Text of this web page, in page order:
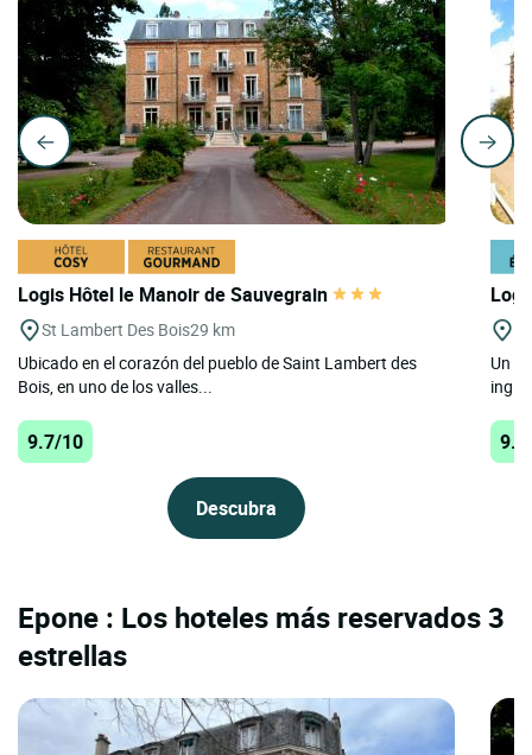
Logis Hôtel le Manoir de Sauvegrain
St Lambert Des Bois29 km
Ubicado en el corazón del pueblo de Saint Lambert des
Bois, en uno de los valles...
9.7/10
Descubra
Un
Epone : Los hoteles más reservados 3
estrellas